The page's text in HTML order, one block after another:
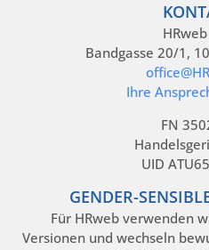
Bandgasse 20/1,
Ihre
FN
UID
GENDER-
Für HRweb verwenden
Versionen und wechseln